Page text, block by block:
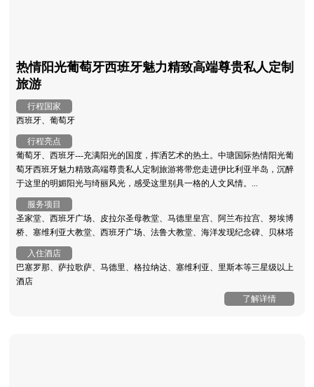
热情阳光葡萄牙西班牙魅力精致高端尊贵私人定制
旅游
行程国家
西班牙、葡萄牙
行程亮点
葡萄牙、西班牙---充满阳光的国度，挥洒艺术的热土。中瑭国际热情阳光葡
萄牙西班牙魅力精致高端尊贵私人定制旅游将带您走进伊比利亚半岛，沉醉
于这里的明媚阳光与绮丽风光，感受这里别具一格的人文风情。...
服务项目
圣家堂、西班牙广场、皮拉尔圣母教堂、马德里皇宫、阿兰布拉宫、努埃博
桥、塞维利亚大教堂、西班牙广场、法鲁大教堂、海洋发现纪念碑、贝林塔
入住酒店
巴塞罗那、萨拉歌萨、马德里、格拉纳达、塞维利亚、里斯本等三星级以上
酒店
了解详情